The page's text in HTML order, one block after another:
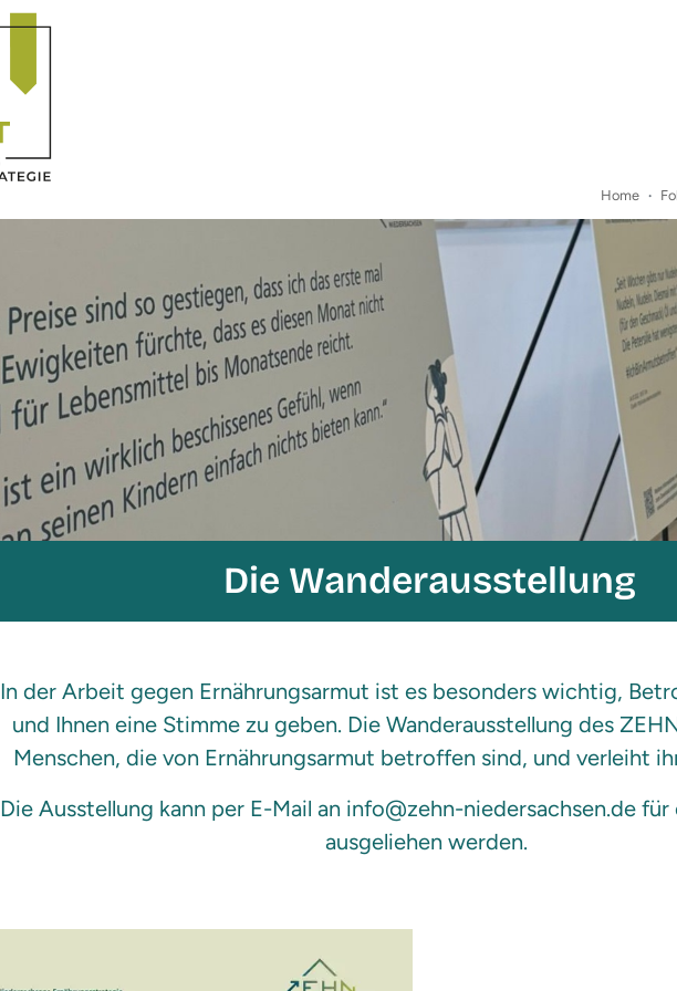
Home
Die Wanderausstellung
In der Arbeit gegen Ernährungsarmut ist es besonders wichtig,
und Ihnen eine Stimme zu geben. Die Wanderausstellung des
Menschen, die von Ernährungsarmut betroffen sind, und verleiht
Die Ausstellung kann per E-Mail an info@zehn-niedersachsen.de
ausgeliehen werden.